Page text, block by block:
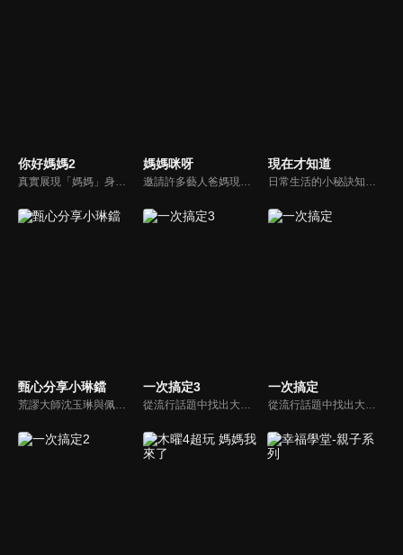
你好媽媽2
真實展現「媽媽」身份的更多社會觸角，探討對「媽媽」概念的時代定義，探訪更多的當代媽媽。每期走進嘉賓生活，探討母親在家庭中、在自己生命中的位置。
媽媽咪呀
邀請許多藝人爸媽現身說法，與相關專家顧問共同討論分享，以談話的方式進行，對一人爸媽和名人家庭教育有興趣的朋友一定不能錯過。
現在才知道
日常生活的小秘訣知多少？由理財專家賴憲政、美麗人妻季芹，用貼近民心的實際案例、最新時事的話題來分析研討，讓你了解生活中的理財消費、民生、旅遊等問題。
甄心分享小琳鐺
荒謬大師沈玉琳與佩甄全新搭檔，兩人幽默十足、幽默風趣地為節目穿針引線，結合各領域的職場達人、專家、明星PK暢談最IN話題，在快速變化的時代給您滿滿含金量的生活好智慧！
一次搞定3
從流行話題中找出大眾關心的、正在煩惱的問題，由台灣好媳婦佩甄與日本型男風田親身實驗，替觀眾解決生活的大小事，傳授生活密技讓你「一次搞定」！
一次搞定
從流行話題中找出大眾關心的、正在煩惱的問題，由台灣好媳婦佩甄與日本型男風田親身實驗，替觀眾解決生活的大小事，傳授生活密技讓你「一次搞定」！